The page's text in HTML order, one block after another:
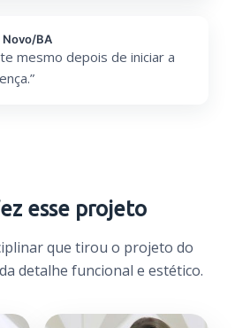
Novo/BA
mesmo depois de iniciar a
esse projeto
que tirou o projeto do
detalhe funcional e estético.